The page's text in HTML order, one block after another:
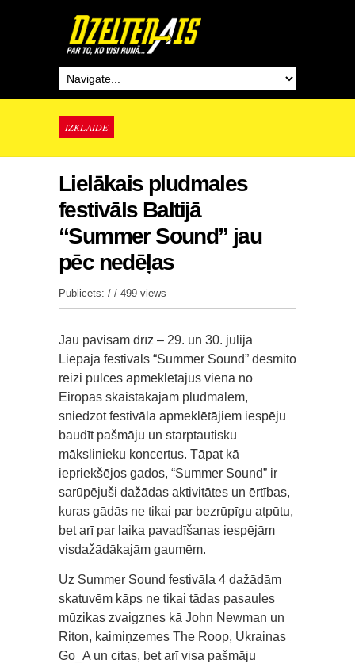
IZKLAIDE
Lielākais pludmales
festivāls Baltijā
“Summer Sound” jau
pēc nedēļas
Publicēts: / / 499 views
Jau pavisam drīz – 29. un 30. jūlijā
Liepājā festivāls “Summer Sound” desmito
reizi pulcēs apmeklētājus vienā no
Eiropas skaistākajām pludmalēm,
sniedzot festivāla apmeklētājiem iespēju
baudīt pašmāju un starptautisku
mākslinieku koncertus. Tāpat kā
iepriekšējos gados, “Summer Sound” ir
sarūpējuši dažādas aktivitātes un ērtības,
kuras gādās ne tikai par bezrūpīgu atpūtu,
bet arī par laika pavadīšanas iespējām
visdažādākajām gaumēm.
Uz Summer Sound festivāla 4 dažādām
skatuvēm kāps ne tikai tādas pasaules
mūzikas zvaigznes kā John Newman un
Riton, kaimiņzemes The Roop, Ukrainas
Go_A un citas, bet arī visa pašmāju